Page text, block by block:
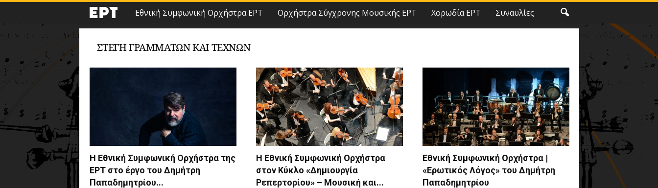
Εθνική Συμφωνική Ορχήστρα ΕΡΤ Ορχήστρα Σύγχρονης Μουσικής ΕΡΤ Χορωδία ΕΡΤ Συναυλίες
ΣΤΕΓΗ ΓΡΑΜΜΑΤΩΝ ΚΑΙ ΤΕΧΝΩΝ
Η Εθνική Συμφωνική Ορχήστρα της
ΕΡΤ στο έργο του Δημήτρη
Παπαδημητρίου...
Η Εθνική Συμφωνική Ορχήστρα
στον Κύκλο «Δημιουργία
Ρεπερτορίου» – Μουσική και...
Εθνική Συμφωνική Ορχήστρα |
«Ερωτικός Λόγος» του Δημήτρη
Παπαδημητρίου